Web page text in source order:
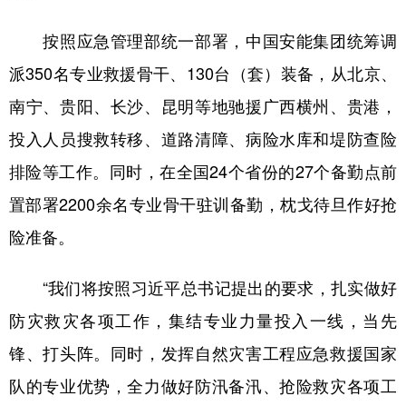
按照应急管理部统一部署，中国安能集团统筹调
派350名专业救援骨干、130台（套）装备，从北京、
南宁、贵阳、长沙、昆明等地驰援广西横州、贵港，
投入人员搜救转移、道路清障、病险水库和堤防查险
排险等工作。同时，在全国24个省份的27个备勤点前
置部署2200余名专业骨干驻训备勤，枕戈待旦作好抢
险准备。
“我们将按照习近平总书记提出的要求，扎实做好
防灾救灾各项工作，集结专业力量投入一线，当先
锋、打头阵。同时，发挥自然灾害工程应急救援国家
队的专业优势，全力做好防汛备汛、抢险救灾各项工